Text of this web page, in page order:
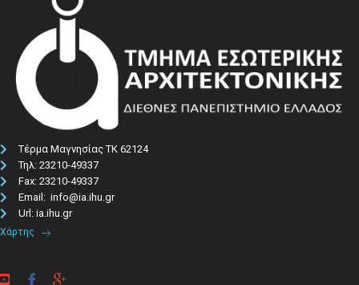
Τέρμα Μαγνησίας ΤΚ 62124
Τηλ: 23210-49337​
Fax: 23210-49337
Email: info@ia.ihu.gr
Url: ia.ihu.gr
Χάρτης